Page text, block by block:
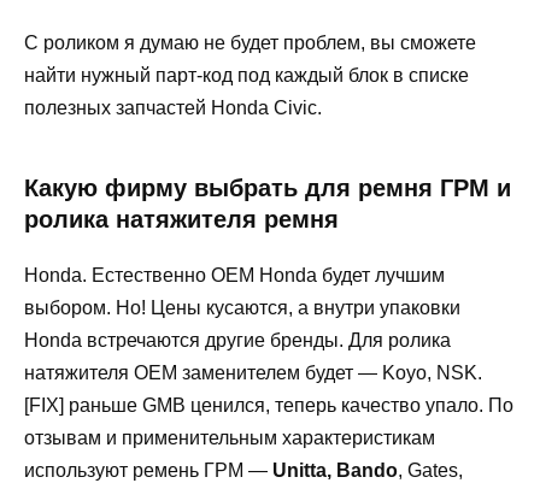
С роликом я думаю не будет проблем, вы сможете
найти нужный парт-код под каждый блок в списке
полезных запчастей Honda Civic.
Какую фирму выбрать для ремня ГРМ и
ролика натяжителя ремня
Honda. Естественно OEM Honda будет лучшим
выбором. Но! Цены кусаются, а внутри упаковки
Honda встречаются другие бренды. Для ролика
натяжителя OEM заменителем будет — Koyo, NSK.
[FIX] раньше GMB ценился, теперь качество упало. По
отзывам и применительным характеристикам
используют ремень ГРМ — Unitta, Bando, Gates,